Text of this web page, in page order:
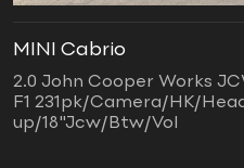
MINI Cabrio
2.0 John Cooper Works
F1 231pk/Camera/HK/
up/18"Jcw/Btw/Vol